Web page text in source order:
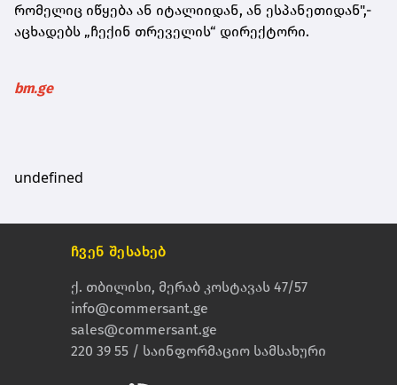
რომელიც იწყება ან იტალიიდან, ან ესპანეთიდან",-
აცხადებს „ჩექინ თრეველის“ დირექტორი.
bm.ge
undefined
ჩვენ შესახებ
ქ. თბილისი, მერაბ კოსტავას 47/57
info@commersant.ge
sales@commersant.ge
220 39 55 / საინფორმაციო სამსახური